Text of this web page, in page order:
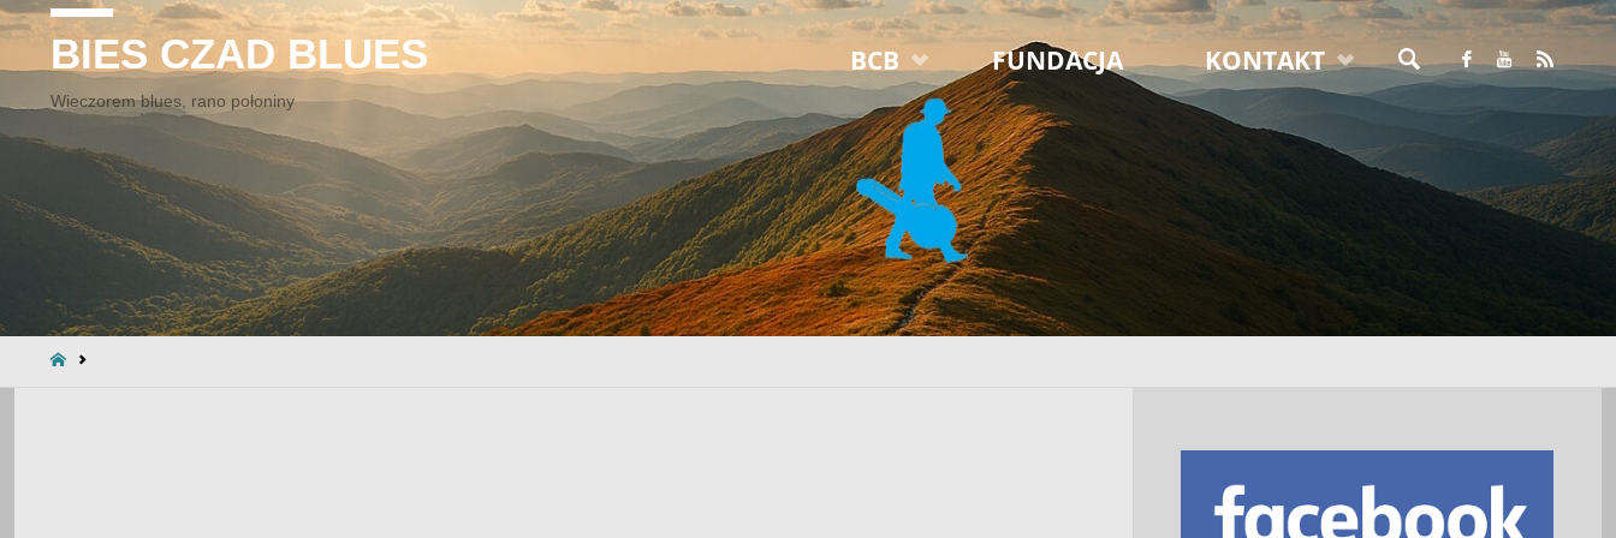
BIES CZAD BLUES
Wieczorem blues, rano połoniny
Przejdź
do
treści
BCB FUNDACJA KONTAKT
SZUKAJ
STRONA